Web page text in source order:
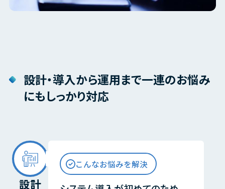
設計・導入から運用まで一連のお悩み
にもしっかり対応
設計
こんなお悩みを解決